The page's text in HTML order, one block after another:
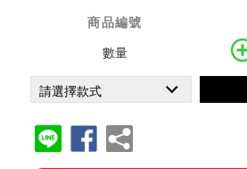
商品編號
數量